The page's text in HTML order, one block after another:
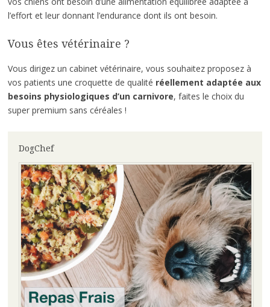
l’effort et leur donnant l’endurance dont ils ont besoin.
Vous êtes vétérinaire ?
Vous dirigez un cabinet vétérinaire, vous souhaitez proposez à
vos patients une croquette de qualité réellement adaptée aux
besoins physiologiques d’un carnivore, faites le choix du
super premium sans céréales !
DogChef